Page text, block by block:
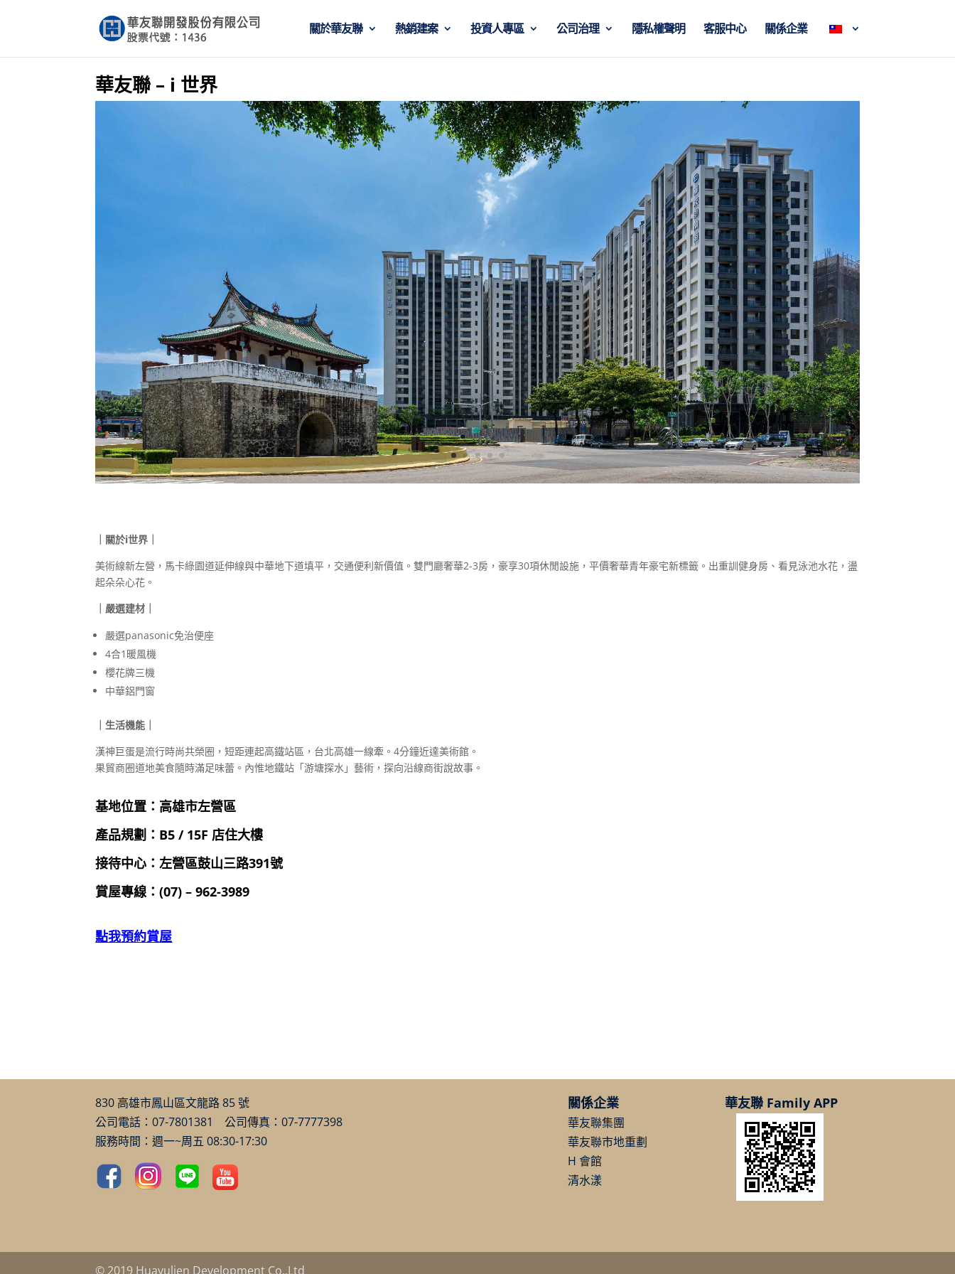
關於華友聯 熱銷建案 投資人專區 公司治理 隱私權聲明 客服中心 關係企業
華友聯 – i 世界
｜關於i世界｜
美術線新左營，馬卡綠園道延伸線與中華地下道填平，交通便利新價值。雙門廳奢華2-3房，豪享30項休閒設施，平價奢華青年豪宅新標籤。出重訓健身房、看見泳池水花，盪
起朵朵心花。
｜嚴選建材｜
嚴選panasonic免治便座
4合1暖風機
櫻花牌三機
中華鋁門窗
｜生活機能｜
漢神巨蛋是流行時尚共榮圈，短距連起高鐵站區，台北高雄一線牽。4分鐘近達美術館。
果貿商圈道地美食隨時滿足味蕾。內惟地鐵站「游塘探水」藝術，探向沿線商街說故事。
基地位置：高雄市左營區
產品規劃：B5 / 15F 店住大樓
接待中心：左營區鼓山三路391號
賞屋專線：(07) – 962-3989
點我預約賞屋
830 高雄市鳳山區文龍路 85 號
公司電話：07-7801381 公司傳真：07-7777398
服務時間：週一~周五 08:30-17:30
關係企業
華友聯集團
華友聯市地重劃
H 會館
清水漾
華友聯 Family APP
© 2019 Huayulien Development Co.,Ltd